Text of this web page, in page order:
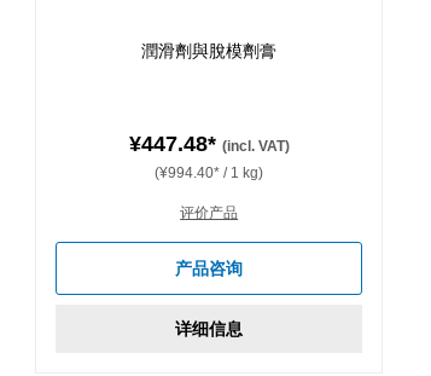
潤滑劑與脫模劑膏
¥447.48* (incl. VAT)
(¥994.40* / 1 kg)
评价产品
产品咨询
详细信息